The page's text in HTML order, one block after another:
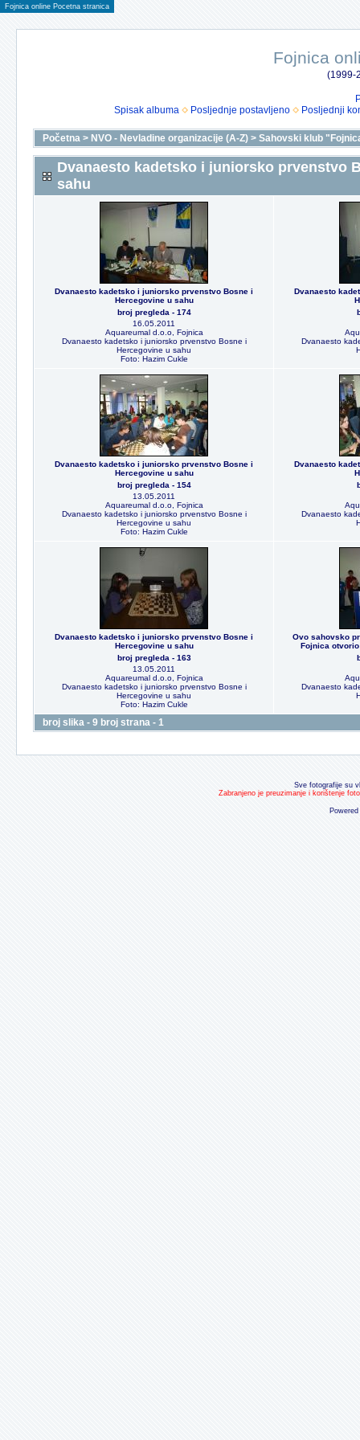
Fojnica online Pocetna stranica
Fojnica
(1999-
Spisak albuma
Posljednje postavljeno Posljednji
Početna > NVO - Nevladine organizacije (A-Z) > Sahovski klub
Dvanaesto kadetsko i juniorsko prvenstvo
sahu
Dvanaesto kadetsko i juniorsko prvenstvo Bosne i
Hercegovine u sahu
broj pregleda - 174
16.05.2011
Aquareumal d.o.o, Fojnica
Dvanaesto kadetsko i juniorsko prvenstvo Bosne i
Hercegovine u sahu
Foto: Hazim Cukle
Dvanaesto
Dvanaesto
Dvanaesto kadetsko i juniorsko prvenstvo Bosne i
Hercegovine u sahu
broj pregleda - 154
13.05.2011
Aquareumal d.o.o, Fojnica
Dvanaesto kadetsko i juniorsko prvenstvo Bosne i
Hercegovine u sahu
Foto: Hazim Cukle
Dvanaesto
Dvanaesto
Dvanaesto kadetsko i juniorsko prvenstvo Bosne i
Hercegovine u sahu
broj pregleda - 163
13.05.2011
Aquareumal d.o.o, Fojnica
Dvanaesto kadetsko i juniorsko prvenstvo Bosne i
Hercegovine u sahu
Foto: Hazim Cukle
Ovo sahovsko
Fojnica
Dvanaesto
broj slika - 9 broj strana - 1
Sve fotografije su
Zabranjeno je preuzimanje i korištenje